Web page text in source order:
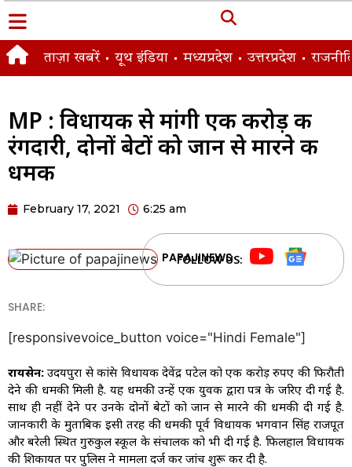
ताज़ा खबरें यूथ इंडिया मध्यप्रदेश उत्तरप्रदेश
MP : विधायक से मांगी एक करोड़ की
रंगदारी, दोनों बेटों को जान से मारने की
धमकी
February 17, 2021 6:25 am
PAPAJINEWS
FOLLOW US:
SHARE:
[responsivevoice_button voice="Hindi Female"]
रायसेन: उदयपुरा से कांग्रेस विधायक देवेंद्र पटेल को एक करोड़ रुपए की फिरौती
देने की धमकी मिली है. यह धमकी उन्हें एक युवक द्वारा पत्र के जरिए दी गई है.
साथ ही नहीं देने पर उनके दोनों बेटों को जान से मारने की धमकी दी गई है.
जानकारी के मुताबिक इसी तरह की धमकी पूर्व विधायक भगवान सिंह राजपूत
और बरेली स्थित गुरुकुल स्कूल के संचालक को भी दी गई है. फिलहाल विधायक
की शिकायत पर पुलिस ने मामला दर्ज कर जांच शुरू कर दी है.